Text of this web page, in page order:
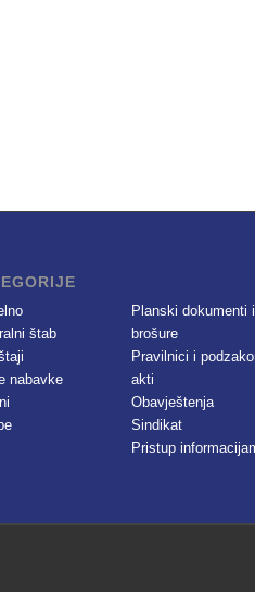
štab
nabavke
Planski dokumenti i
brošure
Pravilnici i
akti
Obavještenja
Sindikat
Pristup